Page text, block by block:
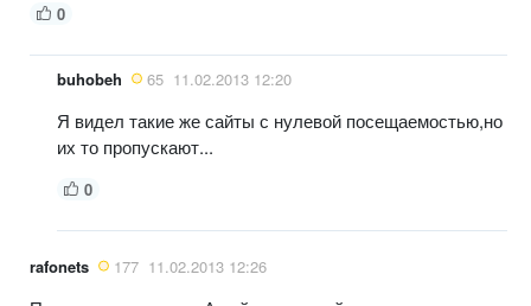
0
buhobeh 65 11.02.2013 12:20
Я видел такие же сайты с нулевой посещаемостью,но
их то пропускают...
0
rafonets 177 11.02.2013 12:26